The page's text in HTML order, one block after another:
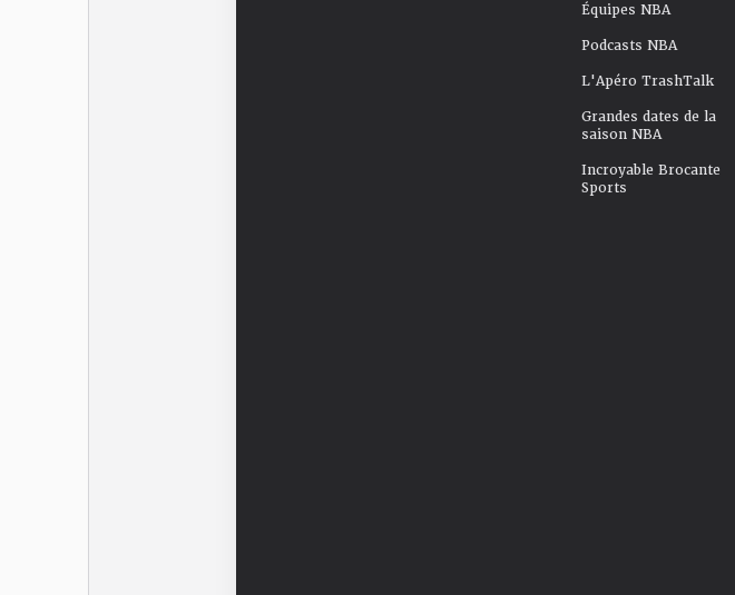
Équipes NBA
Podcasts NBA
L'Apéro TrashTalk
Grandes dates de la
saison NBA
Incroyable Brocante
Sports